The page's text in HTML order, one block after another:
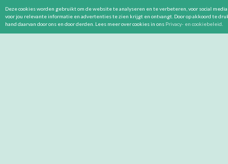
Deze cookies worden gebruikt om de website te analyseren en te verbeteren, voor social
voor jou relevante informatie en advertenties te zien krijgt en ontvangt. Door op akkoord te
hand daarvan door ons en door derden. Lees meer over cookies in ons Privacy- en cookiebeleid